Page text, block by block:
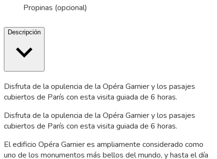
Propinas (opcional)
Descripción
Disfruta de la opulencia de la Opéra Garnier y los pasajes
cubiertos de París con esta visita guiada de 6 horas.
Disfruta de la opulencia de la Opéra Garnier y los pasajes
cubiertos de París con esta visita guiada de 6 horas.
El edificio Opéra Garnier es ampliamente considerado como
uno de los monumentos más bellos del mundo, y hasta el día